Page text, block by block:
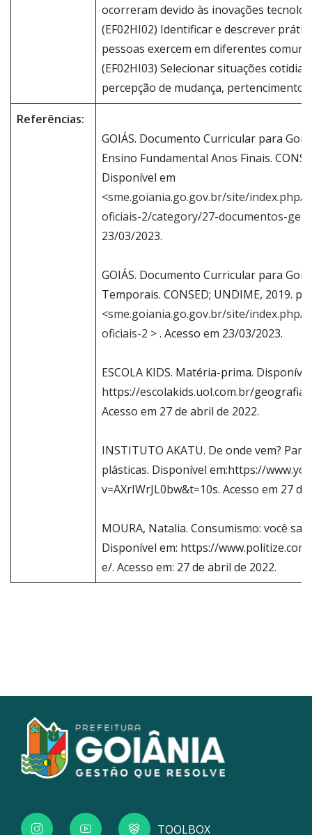
ocorreram devido às inovações
(EF02HI02) Identificar e descrever
pessoas exercem em diferentes
(EF02HI03) Selecionar situações
percepção de mudança, pertencimento
Referências:
GOIÁS. Documento Curricular para
Ensino Fundamental Anos Finais.
Disponível em
<sme.goiania.go.gov.br/site/
oficiais-2/category/27-documentos-
23/03/2023.
GOIÁS. Documento Curricular para
Temporais. CONSED; UNDIME, 2019. p.
<sme.goiania.go.gov.br/site/
oficiais-2 >. Acesso em 23/03/2023.
ESCOLA KIDS. Matéria-prima.
https://escolakids.uol.com.br/
Acesso em 27 de abril de 2022.
INSTITUTO AKATU. De onde vem?
plásticas. Disponível em:https://
v=AXrIWrJL0bw&t=10s. Acesso em 27
MOURA, Natalia. Consumismo: você
Disponível em: https://
e/. Acesso em: 27 de abril de 2022.
TOOLBOX